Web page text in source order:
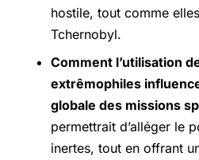
hostile, tout comme
Tchernobyl.
Comment l’utilisation
extrêmophiles
globale des missions
permettrait d’alléger le
inertes, tout en offrant